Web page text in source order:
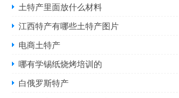
土特产里面放什么材料
江西特产有哪些土特产图片
电商土特产
哪有学锡纸烧烤培训的
白俄罗斯特产